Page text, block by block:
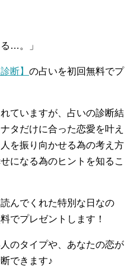
…。」
断】 の占いを初回無料でプ
ていますが、占いの診断結
タだけに合った恋愛を叶え
を振り向かせる為の考え方
になる為のヒントを知るこ
んでくれた特別な日なの
でプレゼントします！
のタイプや、あなたの恋が
できます♪